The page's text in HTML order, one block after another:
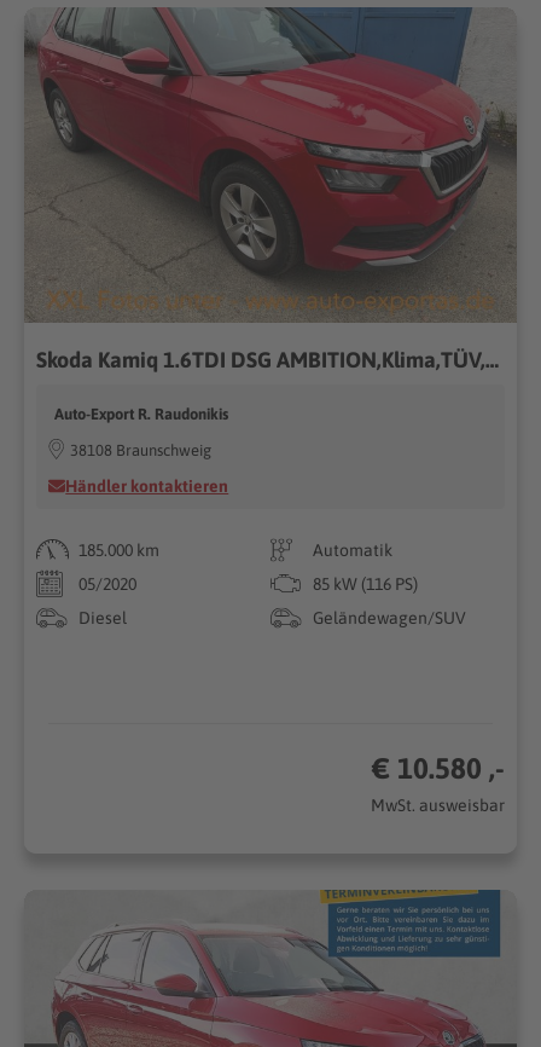
Skoda Kamiq 1.6TDI DSG AMBITION,Klima,TÜV,Alu,SitzH
Auto-Export R. Raudonikis
38108 Braunschweig
Händler kontaktieren
185.000 km
Automatik
05/2020
85 kW (116 PS)
Diesel
Geländewagen/SUV
€ 10.580 ,-
MwSt. ausweisbar